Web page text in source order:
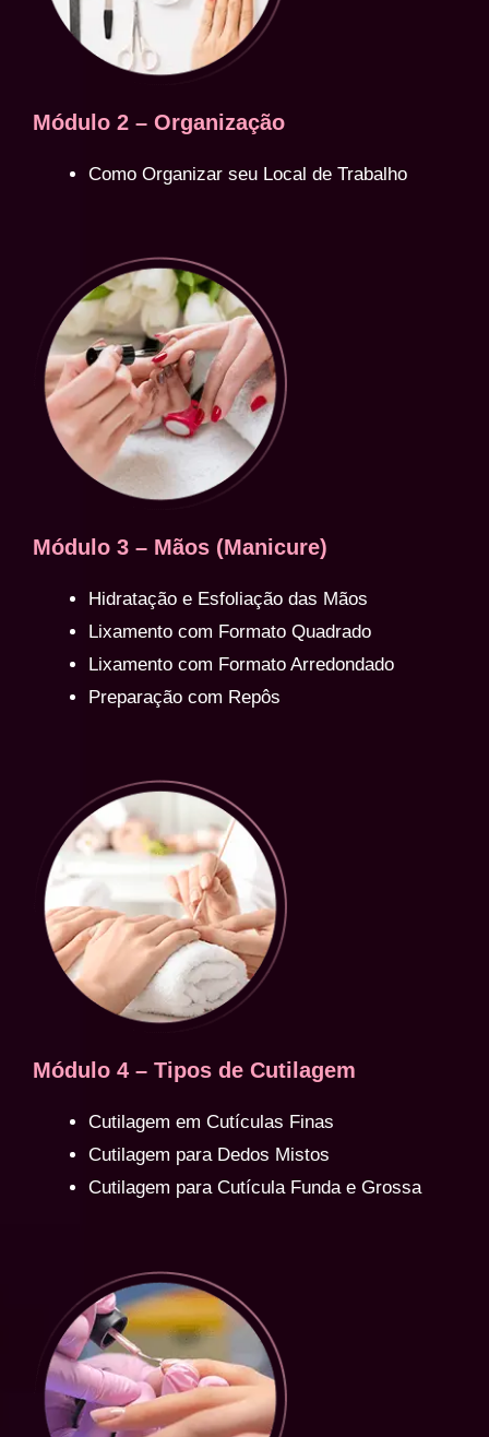
Módulo 2 – Organização
Como Organizar seu Local de Trabalho
Módulo 3 – Mãos (Manicure)
Hidratação e Esfoliação das Mãos
Lixamento com Formato Quadrado
Lixamento com Formato Arredondado
Preparação com Repôs
Módulo 4 – Tipos de Cutilagem
Cutilagem em Cutículas Finas
Cutilagem para Dedos Mistos
Cutilagem para Cutícula Funda e Grossa